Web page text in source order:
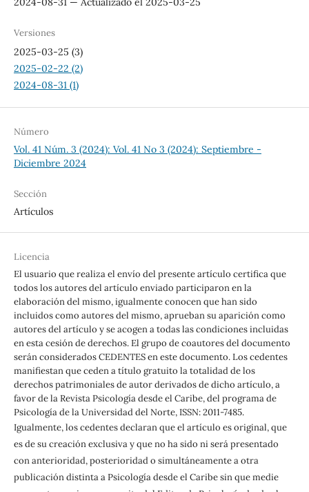
Versiones
2025-03-25 (3)
2025-02-22 (2)
2024-08-31 (1)
Número
Vol. 41 Núm. 3 (2024): Vol. 41 No 3 (2024): Septiembre -
Diciembre 2024
Sección
Artículos
Licencia
El usuario que realiza el envío del presente artículo certifica que
todos los autores del artículo enviado participaron en la
elaboración del mismo, igualmente conocen que han sido
incluidos como autores del mismo, aprueban su aparición como
autores del artículo y se acogen a todas las condiciones incluidas
en esta cesión de derechos. El grupo de coautores del documento
serán considerados CEDENTES en este documento. Los cedentes
manifiestan que ceden a título gratuito la totalidad de los
derechos patrimoniales de autor derivados de dicho artículo, a
favor de la Revista Psicología desde el Caribe, del programa de
Psicología de la Universidad del Norte, ISSN: 2011-7485.
Igualmente, los cedentes declaran que el artículo es original, que
es de su creación exclusiva y que no ha sido ni será presentado
con anterioridad, posterioridad o simultáneamente a otra
publicación distinta a Psicología desde el Caribe sin que medie